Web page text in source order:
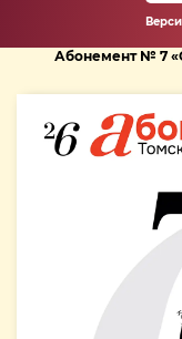
Абонемент № 7